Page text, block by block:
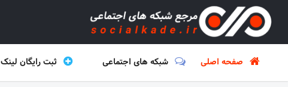
صفحه اصلی شبکه های اجتماعی ثبت رایگان لینک